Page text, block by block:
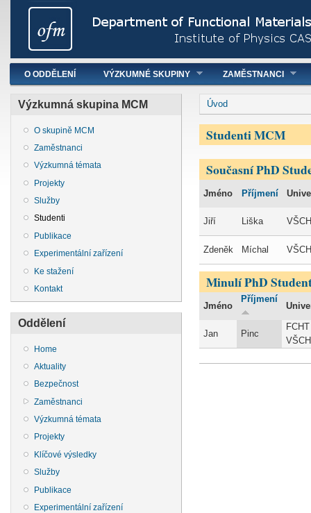
Hlavní menu
O ODDĚLENÍ VÝZKUMNÉ SKUPINY ZAMĚSTNANCI
Výzkumná skupina MCM
O skupině MCM
Zaměstnanci
Výzkumná témata
Projekty
Služby
Studenti
Publikace
Experimentální zařízení
Ke stažení
Kontakt
Oddělení
Home
Aktuality
Bezpečnost
Zaměstnanci
Výzkumná témata
Projekty
Klíčové výsledky
Služby
Publikace
Experimentální zařízení
You are here
Úvod
Studenti MCM
Současní PhD
Jméno Příjmení
Jiří Liška
Zdeněk Míchal
Minulí PhD
Jméno
Příjmení
Jan Pinc
FCHT